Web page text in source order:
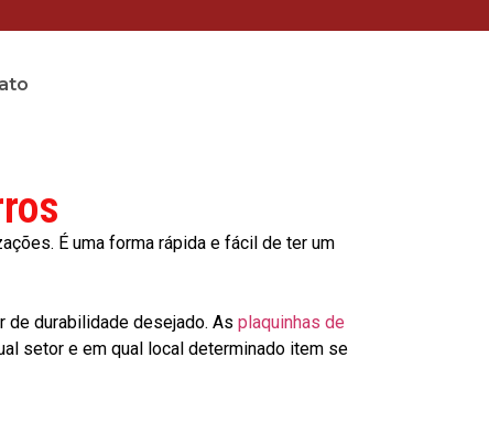
É uma forma rápida e fácil de ter um
de durabilidade desejado. As plaquinhas de
setor e em qual local determinado item se